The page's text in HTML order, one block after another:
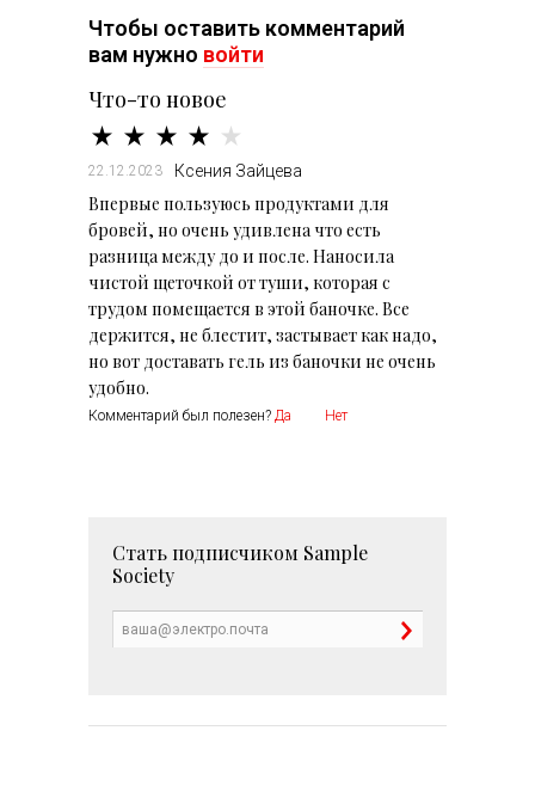
Чтобы оставить комментарий
вам нужно войти
Что-то новое
22.12.2023 Ксения Зайцева
Впервые пользуюсь продуктами для
бровей, но очень удивлена что есть
разница между до и после. Наносила
чистой щеточкой от туши, которая с
трудом помещается в этой баночке. Все
держится, не блестит, застывает как надо,
но вот доставать гель из баночки не очень
удобно.
Комментарий был полезен? Да Нет
Стать подписчиком Sample
Society